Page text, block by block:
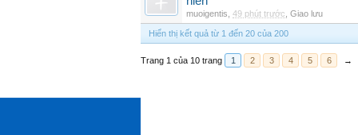
muoigentis 49 phút trước Giao lưu
Hiển thị kết quả từ 1 đến 20 của 200
Trang 1 của 10 trang 1 2 3 4 5 6 →